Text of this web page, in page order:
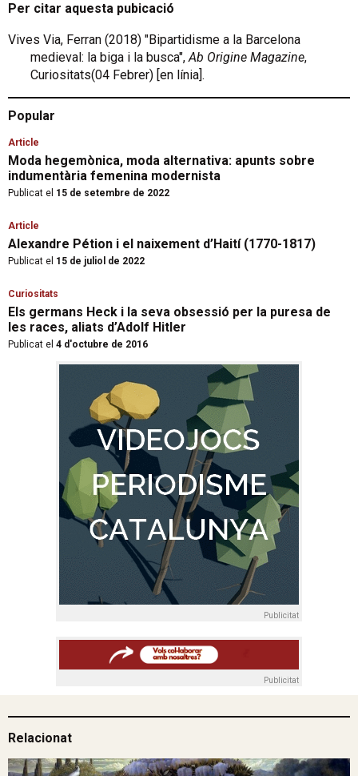
Per citar aquesta pubicació
Vives Via, Ferran (2018) "Bipartidisme a la Barcelona
medieval: la biga i la busca",Ab Origine Magazine,
Curiositats(04 Febrer) [en línia].
Popular
Article
Moda hegemònica, moda alternativa: apunts sobre
indumentària femenina modernista
Publicat el 15 de setembre de 2022
Article
Alexandre Pétion i el naixement d’Haití (1770-1817)
Publicat el 15 de juliol de 2022
Curiositats
Els germans Heck i la seva obsessió per la puresa de
les races, aliats d’Adolf Hitler
Publicat el 4 d'octubre de 2016
Publicitat
Publicitat
Relacionat